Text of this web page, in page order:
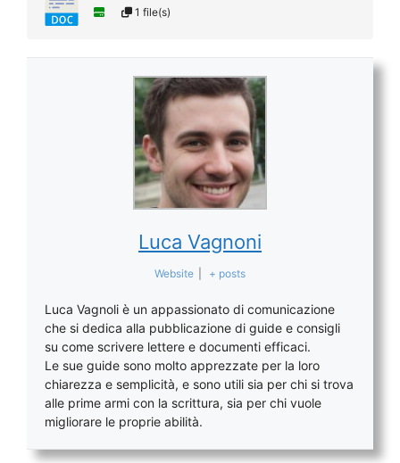
1 file(s)
Luca Vagnoni
Website + posts
Luca Vagnoli è un appassionato di comunicazione
che si dedica alla pubblicazione di guide e consigli
su come scrivere lettere e documenti efficaci.
Le sue guide sono molto apprezzate per la loro
chiarezza e semplicità, e sono utili sia per chi si trova
alle prime armi con la scrittura, sia per chi vuole
migliorare le proprie abilità.